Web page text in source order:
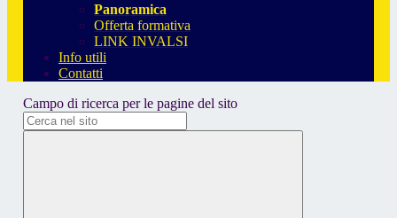
Panoramica
Offerta formativa
LINK INVALSI
Info utili
Contatti
Campo di ricerca per le pagine del sito